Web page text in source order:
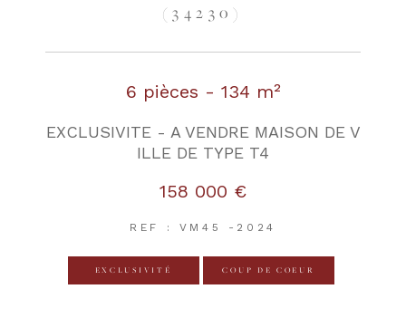
(34230)
6 pièces - 134 m²
EXCLUSIVITE - A VENDRE MAISON DE V
ILLE DE TYPE T4
158 000 €
REF : VM45 -2024
EXCLUSIVITÉ COUP DE COEUR